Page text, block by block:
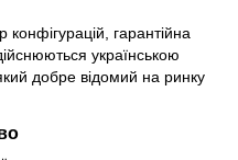
гарантійна
українською
добре відомий на ринку